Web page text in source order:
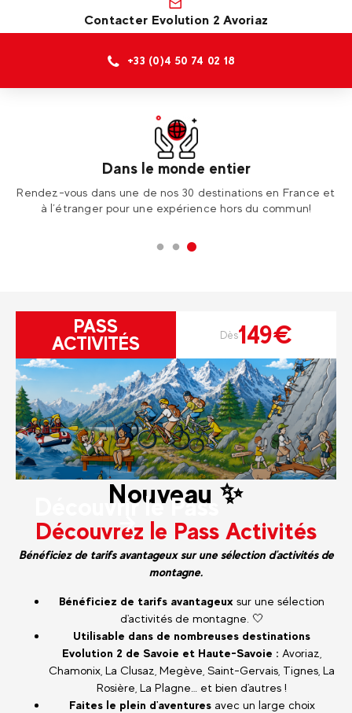
Contacter Evolution 2 Avoriaz
+33 (0)4 50 74 02 18
Dans le monde entier
Rendez-vous dans une de nos 30 destinations en France et
à l’étranger pour une expérience hors du commun!
Nouveau ✨
Découvrez le Pass Activités
Bénéficiez de tarifs avantageux sur une sélection d'activités de
montagne.
Bénéficiez de tarifs avantageux sur une sélection
d'activités de montagne. 🤍
Utilisable dans de nombreuses destinations
Evolution 2 de Savoie et Haute-Savoie : Avoriaz,
Chamonix, La Clusaz, Megève, Saint-Gervais, Tignes, La
Rosière, La Plagne… et bien d'autres !
Faites le plein d'aventuresavec un large choix
PASS
ACTIVITÉS
Dès149€
Découvrir le Pass